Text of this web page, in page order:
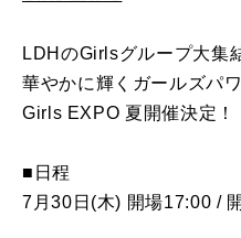
LDHのGirlsグループ大集
華やかに輝くガールズパ
Girls EXPO 夏開催決定！
■日程
7月30日(木) 開場17:00 /